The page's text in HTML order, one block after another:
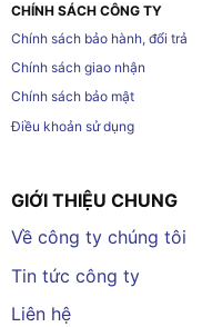
CHÍNH SÁCH CÔNG TY
Chính sách bảo hành, đổi trả
Chính sách giao nhận
Chính sách bảo mật
Điều khoản sử dụng
GIỚI THIỆU CHUNG
Về công ty chúng tôi
Tin tức công ty
Liên hệ